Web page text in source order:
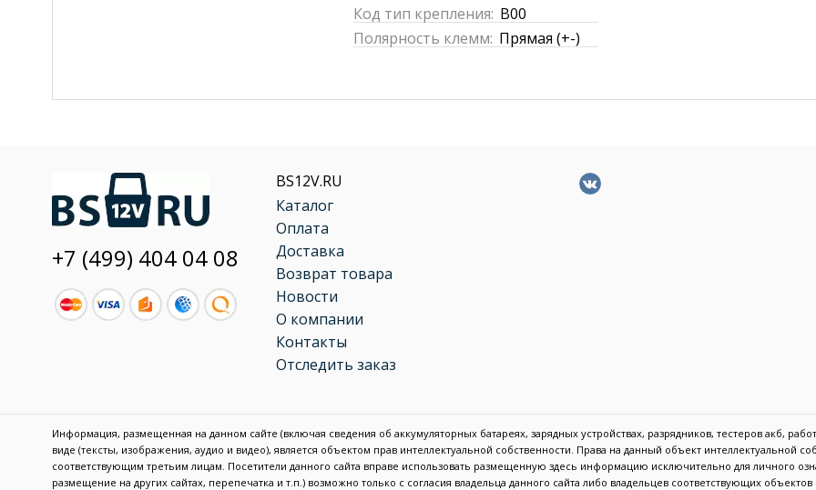
Код тип крепления: B00
Полярность клемм: Прямая (+-)
+7 (499) 404 04 08
BS12V.RU
Каталог
Оплата
Доставка
Возврат товара
Новости
О компании
Контакты
Отследить заказ
Информация, размещенная на данном сайте (включая сведения об аккумуляторных батареях, зарядных устройствах, разрядников, тестеров акб,
виде (тексты, изображения, аудио и видео), является объектом прав интеллектуальной собственности. Права на данный объект интеллектуальной
соответствующим третьим лицам. Посетители данного сайта вправе использовать размещенную здесь информацию исключительно для личного
размещение на других сайтах, перепечатка и т.п.) возможно только с согласия владельца данного сайта либо владельцев соответствующих